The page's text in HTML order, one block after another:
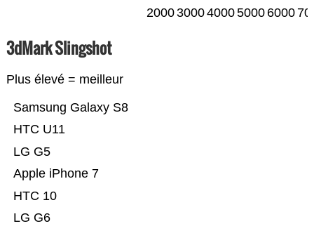
2000300040005000 6000
3dMark Slingshot
Plus élevé = meilleur
LG G6
HTC 10
Apple iPhone 7
LG G5
HTC U11
Samsung Galaxy S8